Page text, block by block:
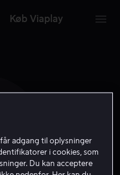
Køb Viaplay
adgang til oplysninger
i cookies, som
Du kan acceptere